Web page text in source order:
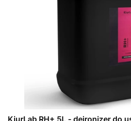
KiurLab RH+ 5L - deironizer do